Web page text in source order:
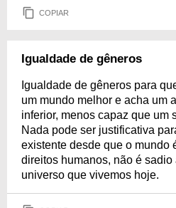
COPIAR
Igualdade de gêneros
Igualdade de gêneros para
um mundo melhor e acha um
inferior, menos capaz que um
Nada pode ser justificativa
existente desde que o mundo
direitos humanos, não é sadio
universo que vivemos hoje.